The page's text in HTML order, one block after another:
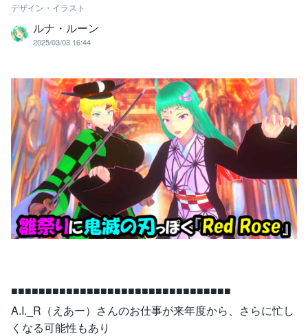
デザイン・イラスト
ルナ・ルーン
2025/03/03 16:44
■■■■■■■■■■■■■■■■■■■■■■■■■■■■■■■■
A.I._R（えあー）さんのお仕事が来年度から、さらに忙し
くなる可能性もあり